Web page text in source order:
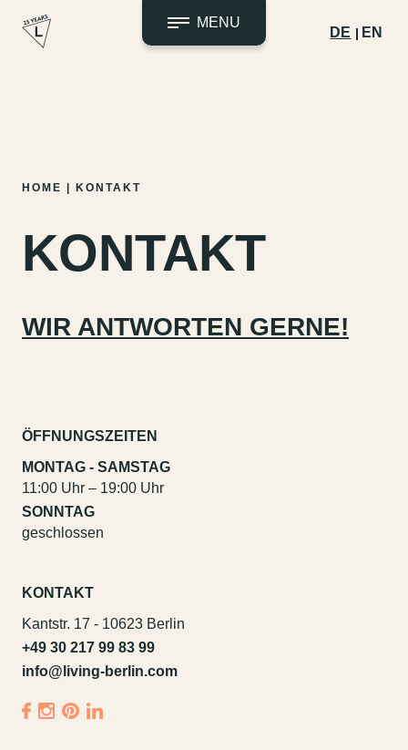
Zum
MENU
DE EN
HOME KONTAKT
KONTAKT
WIR ANTWORTEN GERNE!
ÖFFNUNGSZEITEN
MONTAG - SAMSTAG
11:00 Uhr – 19:00 Uhr
SONNTAG
geschlossen
KONTAKT
Kantstr. 17 - 10623 Berlin
+49 30 217 99 83 99
info@living-berlin.com